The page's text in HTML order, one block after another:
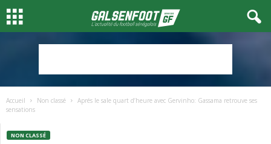
Accueil Non classé
Aprés le sale quart d’heure avec Gervinho: Gassama retrouve ses
sensations
NON CLASSÉ